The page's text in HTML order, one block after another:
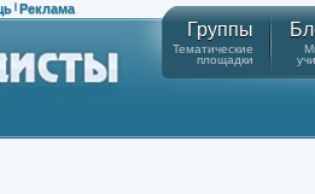
| Реклама
Группы
Тематические
площадки